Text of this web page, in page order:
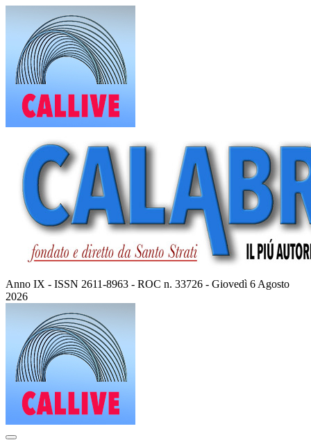
contenuto
Anno IX - ISSN 2611-8963 - ROC n. 33726 - Giovedì 6 Agosto
2026